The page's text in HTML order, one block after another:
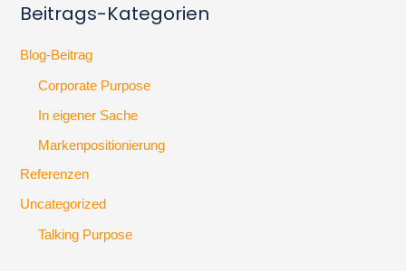
Beitrags-Kategorien
Blog-Beitrag
Corporate Purpose
In eigener Sache
Markenpositionierung
Referenzen
Uncategorized
Talking Purpose